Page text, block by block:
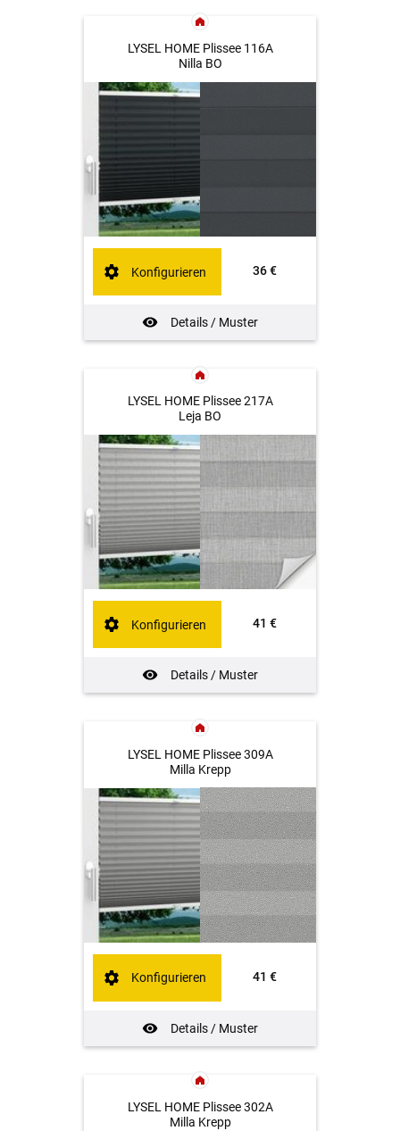
LYSEL HOME Plissee 116A
Nilla BO
36 €
Details / Muster
Konfigurieren
LYSEL HOME Plissee 217A
Leja BO
41 €
Details / Muster
Konfigurieren
LYSEL HOME Plissee 309A
Milla Krepp
41 €
Details / Muster
Konfigurieren
LYSEL HOME Plissee 302A
Milla Krepp